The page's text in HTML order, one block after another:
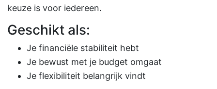
keuze is voor iedereen.
Geschikt als:
Je financiële stabiliteit hebt
Je bewust met je budget omgaat
Je flexibiliteit belangrijk vindt